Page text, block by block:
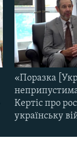
«Поразка
Кертіс про
українську